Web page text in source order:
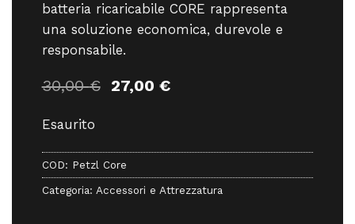
batteria ricaricabile CORE rappresenta
una soluzione economica, durevole e
responsabile.
30,00€ Il
30,00 €.
27,00 €Il
27,00 €.
Esaurito
COD: Petzl Core
Categoria: Accessori e Attrezzatura